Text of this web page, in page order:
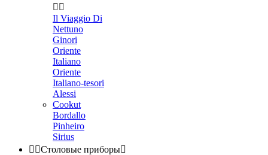
 
Il Viaggio Di
Nettuno
Ginori
Oriente
Italiano
Oriente
Italiano-tesori
Alessi
Cookut
Bordallo
Pinheiro
Sirius
 Столовые приборы